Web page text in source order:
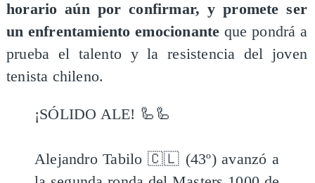
horario aún por confirmar, y promete ser
un enfrentamiento emocionante que pondrá a
prueba el talento y la resistencia del joven
tenista chileno.
¡SÓLIDO ALE! 🦾🦾
Alejandro Tabilo 🇨🇱 (43º) avanzó a